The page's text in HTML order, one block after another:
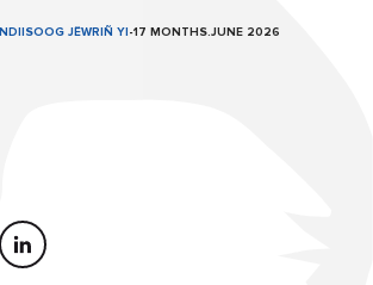
NDIISOOG JËWRIÑ YI -17 MONTHS.JUNE 2026